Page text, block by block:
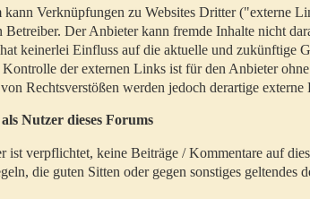
kann Verknüpfungen zu Websites Dritter ("externe
Betreiber. Der Anbieter kann fremde Inhalte nicht
keinerlei Einfluss auf die aktuelle und zukünftige
der externen Links ist für den Anbieter
Rechtsverstößen werden jedoch derartige
Nutzer dieses Forums
ist verpflichtet, keine Beiträge / Kommentare auf
die guten Sitten oder gegen sonstiges geltendes